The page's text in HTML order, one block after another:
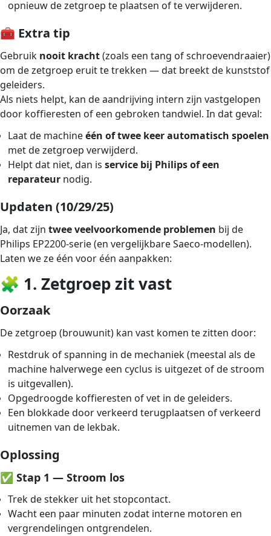
opnieuw de zetgroep te plaatsen of te verwijderen.
🧰 Extra tip
Gebruik nooit kracht(zoals een tang of schroevendraaier)
om de zetgroep eruit te trekken — dat breekt de kunststof
geleiders.
Als niets helpt, kan de aandrijving intern zijn vastgelopen
door koffieresten of een gebroken tandwiel. In dat geval:
Laat de machineéén of twee keer automatisch spoelen
met de zetgroep verwijderd.
Helpt dat niet, dan isservice bij Philips of een
reparateur nodig.
Updaten (10/29/25)
Ja, dat zijn twee veelvoorkomende problemen bij de
Philips EP2200-serie (en vergelijkbare Saeco-modellen).
Laten we ze één voor één aanpakken:
🧩 1. Zetgroep zit vast
Oorzaak
De zetgroep (brouwunit) kan vast komen te zitten door:
Restdruk of spanning in de mechaniek (meestal als de
machine halverwege een cyclus is uitgezet of de stroom
is uitgevallen).
Opgedroogde koffieresten of vet in de geleiders.
Een blokkade door verkeerd terugplaatsen of verkeerd
uitnemen van de lekbak.
Oplossing
✅ Stap 1 — Stroom los
Trek de stekker uit het stopcontact.
Wacht een paar minuten zodat interne motoren en
vergrendelingen ontgrendelen.